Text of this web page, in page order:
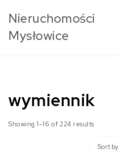
Nieruchomości
Mysłowice
wymiennik
Showing 1–16 of 224 results